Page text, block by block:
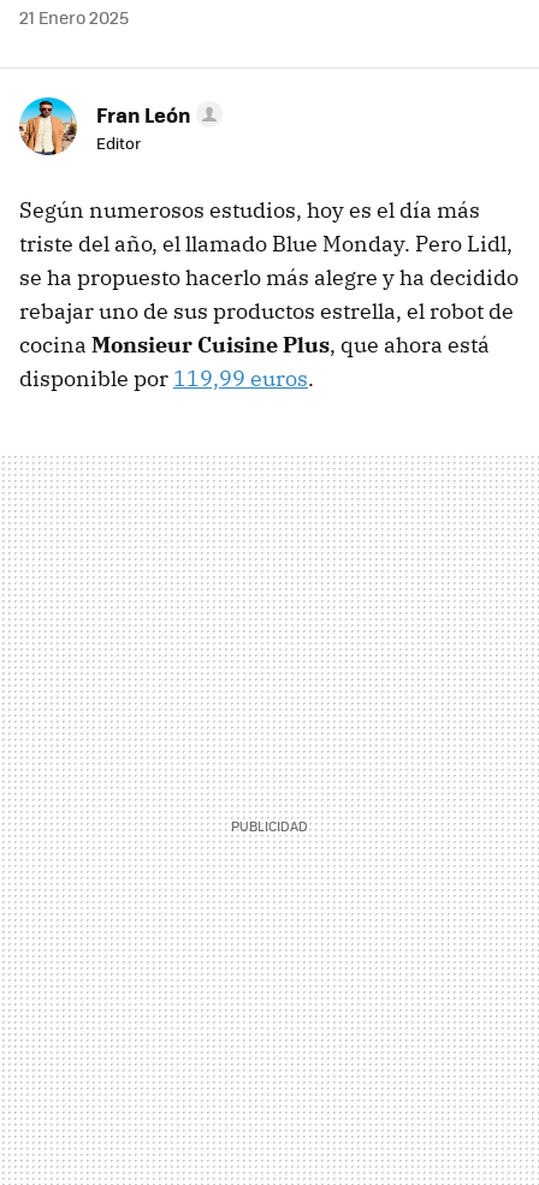
21 Enero 2025
Fran León
Editor
Según numerosos estudios, hoy es el día más
triste del año, el llamado Blue Monday. Pero Lidl,
se ha propuesto hacerlo más alegre y ha decidido
rebajar uno de sus productos estrella, el robot de
cocina Monsieur Cuisine Plus, que ahora está
disponible por 119,99 euros.